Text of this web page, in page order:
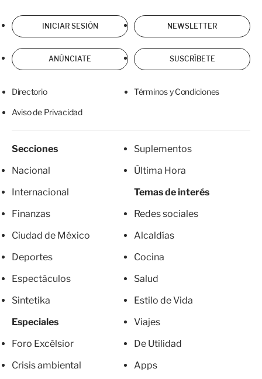
INICIAR SESIÓN NEWSLETTER
ANÚNCIATE SUSCRÍBETE
Directorio Términos y Condiciones
Aviso de Privacidad
Secciones
Nacional
Internacional
Finanzas
Ciudad de México
Deportes
Espectáculos
Sintetika
Especiales
Foro Excélsior
Crisis ambiental
Suplementos
Última Hora
Temas de interés
Redes sociales
Alcaldías
Cocina
Salud
Estilo de Vida
Viajes
De Utilidad
Apps